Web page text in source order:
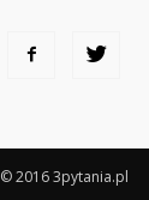
© 2016 3pytania.pl